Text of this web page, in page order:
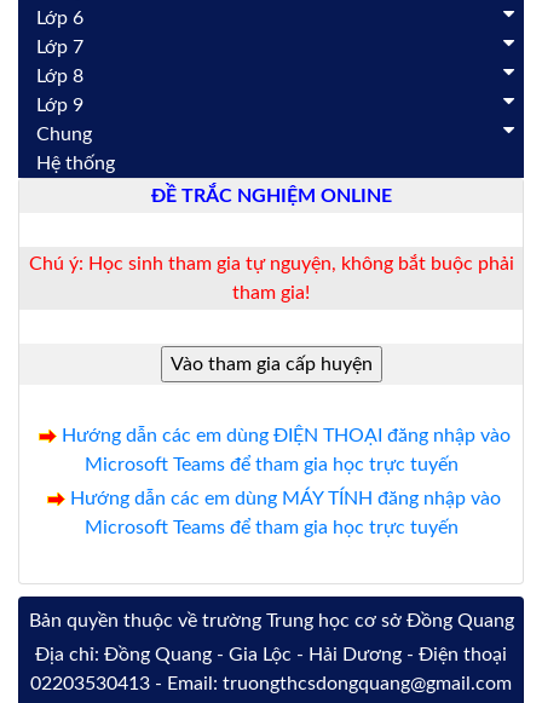
Lớp 6
Lớp 7
Lớp 8
Lớp 9
Chung
Hệ thống
ĐỀ TRẮC NGHIỆM ONLINE
Chú ý: Học sinh tham gia tự nguyện, không bắt buộc phải
tham gia!
Hướng dẫn các em dùng ĐIỆN THOẠI đăng nhập vào
Microsoft Teams để tham gia học trực tuyến
Hướng dẫn các em dùng MÁY TÍNH đăng nhập vào
Microsoft Teams để tham gia học trực tuyến
Bản quyền thuộc về trường Trung học cơ sở Đồng Quang
Địa chỉ: Đồng Quang - Gia Lộc - Hải Dương - Điện thoại
02203530413 - Email: truongthcsdongquang@gmail.com